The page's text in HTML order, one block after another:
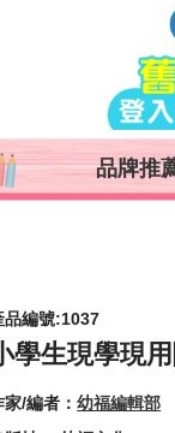
品牌推
品編號:1037
學生現學現
家/編者：幼福編輯部